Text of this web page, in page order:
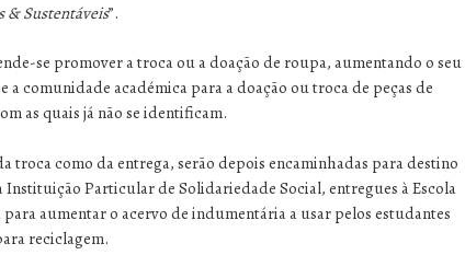
& Sustentáveis”.
se promover a troca ou a doação de roupa, aumentando o seu
a comunidade académica para a doação ou troca de peças de
as quais já não se identificam.
troca como da entrega, serão depois encaminhadas para destino
Instituição Particular de Solidariedade Social, entregues à Escola
aumentar o acervo de indumentária a usar pelos estudantes
reciclagem.